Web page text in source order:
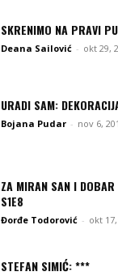
SKRENIMO NA PRAVI
Deana Sailović - okt 29,
URADI SAM:
Bojana Pudar - nov 6,
ZA MIRAN SAN I
S1E8
Đorđe Todorović - okt
STEFAN SIMIĆ: ***